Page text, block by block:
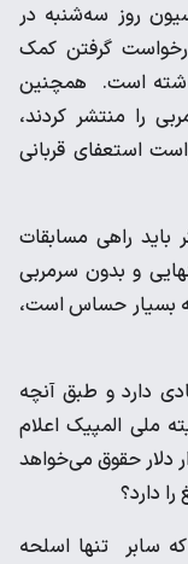
روز سه‌شنبه در
گرفتن کمک
داشته است. همچنین
را منتشر کردند،
استعفای قربانی
باید راهی مسابقات
و بدون سرمربی
بسیار حساس است،
دارد و طبق آنچه
ملی المپیک اعلام
مربی خوب خارجی ماهیانه ۱۰ هزار دلار حقوق می‌خواهد
دارد؟
سابر تنها اسلحه